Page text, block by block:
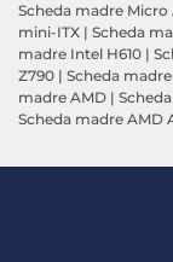
Scheda madre Micro
mini-ITX | Scheda
madre Intel H610 |
Z790 | Scheda
madre AMD |
Scheda madre AMD